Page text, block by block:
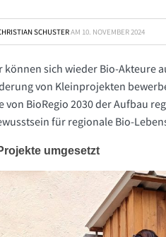
SCHUSTERAM 10. NOVEMBER 2024
sich wieder Bio-Akteure
von Kleinprojekten
von BioRegio 2030 der Aufbau
für regionale Bio-
umgesetzt